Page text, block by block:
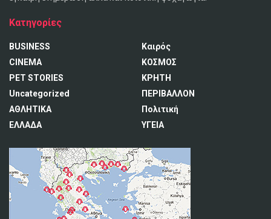
Κατηγορίες
BUSINESS
CINEMA
PET STORIES
Uncategorized
ΑΘΛΗΤΙΚΑ
ΕΛΛΑΔΑ
Καιρός
ΚΟΣΜΟΣ
ΚΡΗΤΗ
ΠΕΡΙΒΑΛΛΟΝ
Πολιτική
ΥΓΕΙΑ